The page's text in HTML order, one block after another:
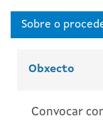
Obxecto
Convocar